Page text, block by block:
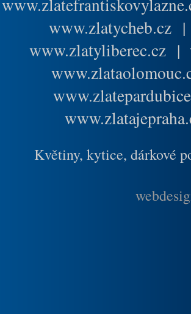
www.zlatycheb.cz
www.zlatyliberec.cz |
Květiny, kytice, dárkové